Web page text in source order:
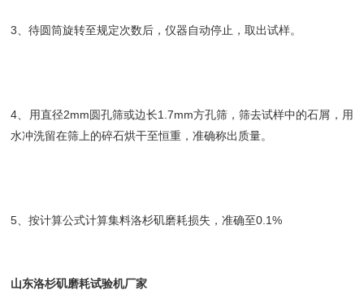
3、待圆筒旋转至规定次数后，仪器自动停止，取出试样。
4、用直径2mm圆孔筛或边长1.7mm方孔筛，筛去试样中的石屑，用
水冲洗留在筛上的碎石烘干至恒重，准确称出质量。
5、按计算公式计算集料洛杉矶磨耗损失，准确至0.1%
山东洛杉矶磨耗试验机厂家